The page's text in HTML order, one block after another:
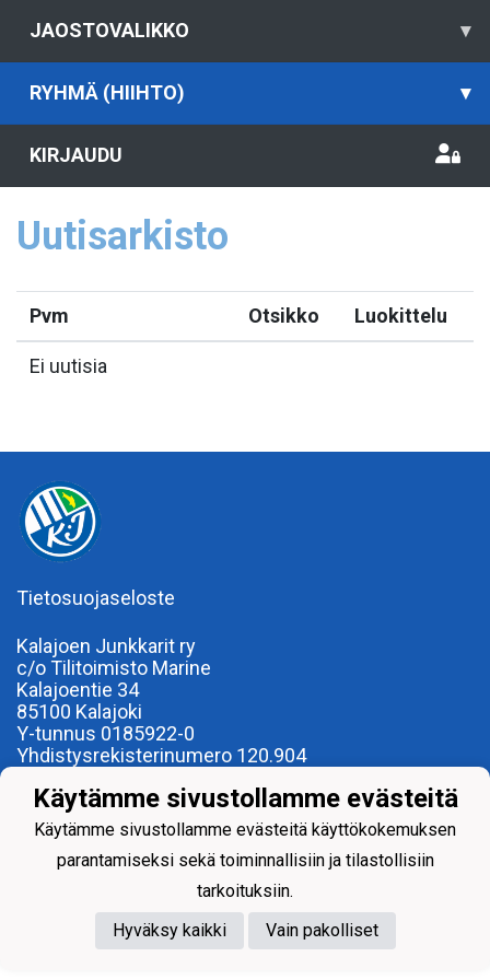
JAOSTOVALIKKO ▾
RYHMÄ (HIIHTO) ▾
KIRJAUDU
Uutisarkisto
Pvm Otsikko Luokittelu
Ei uutisia
Tietosuojaseloste
Kalajoen Junkkarit ry
c/o Tilitoimisto Marine
Kalajoentie 34
85100 Kalajoki
Y-tunnus 0185922-0
Yhdistysrekisterinumero 120.904
Käytämme sivustollamme evästeitä
Käytämme sivustollamme evästeitä käyttökokemuksen
parantamiseksi sekä toiminnallisiin ja tilastollisiin
tarkoituksiin.
Hyväksy kaikki
Vain pakolliset